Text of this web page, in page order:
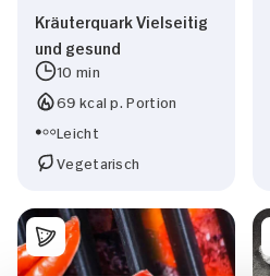
Kräuterquark Vielseitig
und gesund
10 min
69 kcal p. Portion
Leicht
Vegetarisch